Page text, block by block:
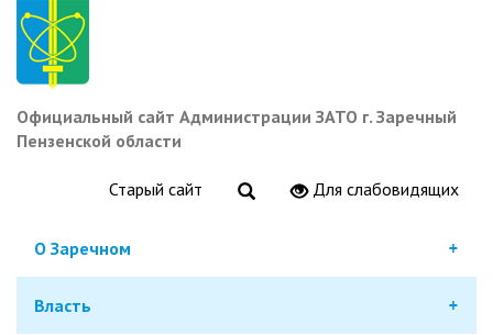
Перейти
основному
содержанию
Официальный сайт Администрации ЗАТО г. Заречный
Пензенской области
Старый сайт Для слабовидящих
О Заречном
Власть